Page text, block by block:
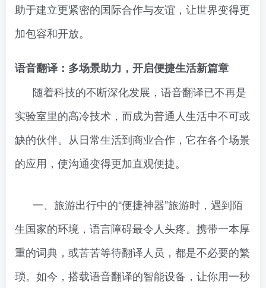
助于建立更紧密的国际合作与友谊，让世界变得更
加包容和开放。
语音翻译：多场景助力，开启便捷生活新篇章
随着科技的不断深化发展，语音翻译已不再是
实验室里的高冷技术，而成为普通人生活中不可或
缺的伙伴。从日常生活到商业合作，它在各个场景
的应用，使沟通变得更加直观便捷。
一、旅游出行中的“便捷神器”旅游时，遇到陌
生国家的环境，语言障碍最令人头疼。携带一本厚
重的词典，或苦苦等待翻译人员，都是不必要的繁
琐。如今，搭载语音翻译的智能设备，让你用一秒